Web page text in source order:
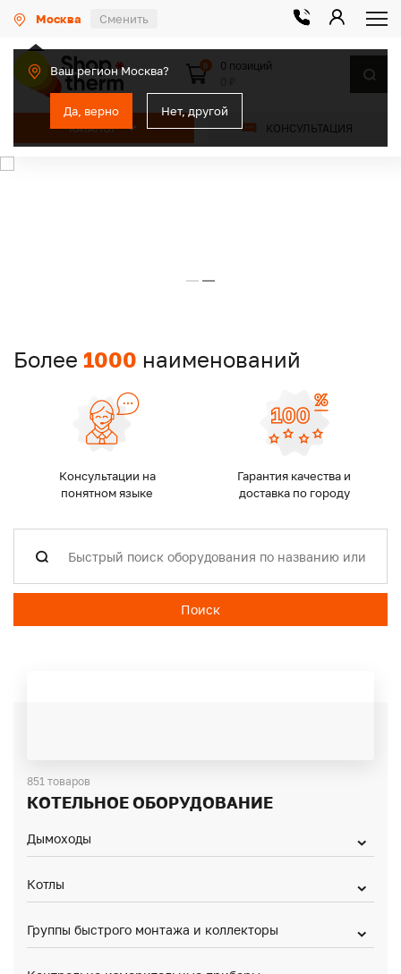
Москва Сменить
Ваш регион Москва?
Да, верно Нет, другой
КАТАЛОГ КОНСУЛЬТАЦИЯ
0
0 позиций
Более 1000 наименований
Поиск
Консультации на
понятном языке
Гарантия качества и
доставка по городу
851 товаров
КОТЕЛЬНОЕ ОБОРУДОВАНИЕ
Дымоходы
Котлы
Группы быстрого монтажа и коллекторы